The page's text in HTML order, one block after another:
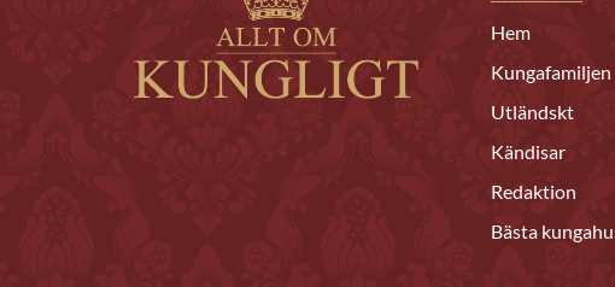
Hem
Kungafamiljen
Utländskt
Kändisar
Redaktion
Bästa